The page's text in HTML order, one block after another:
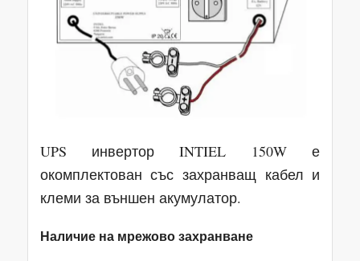
UPS инвертор INTIEL 150W е
окомплектован със захранващ кабел и
клеми за външен акумулатор.
Наличие на мрежово захранване